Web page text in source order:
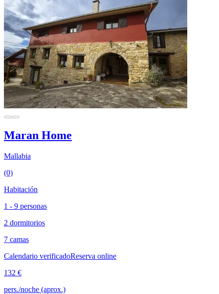
Maran Home
Mallabia
(0)
Habitación
1 - 9 personas
2 dormitorios
7 camas
Calendario verificadoReserva online
132 €
pers./noche (aprox.)